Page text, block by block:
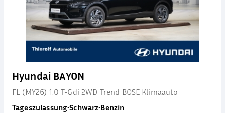
Hyundai BAYON
FL (MY26) 1.0 T-Gdi 2WD Trend BOSE Klimaauto
Tageszulassung•Schwarz•Benzin